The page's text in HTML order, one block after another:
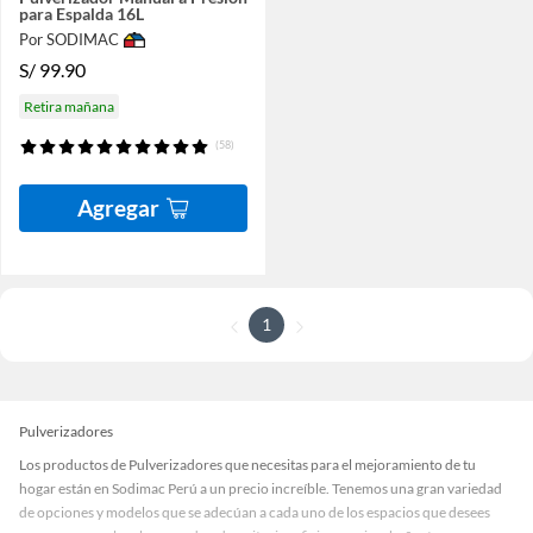
para Espalda 16L
Por SODIMAC
S/ 99.90
Retira mañana
(58)
Agregar
1
Pulverizadores
Los productos de Pulverizadores que necesitas para el mejoramiento de tu
hogar están en Sodimac Perú a un precio increíble. Tenemos una gran variedad
de opciones y modelos que se adecúan a cada uno de los espacios que desees